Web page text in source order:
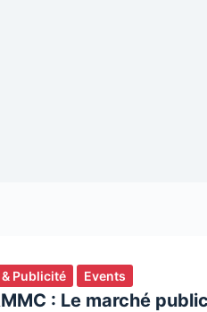
Publicité Events
: Le marché